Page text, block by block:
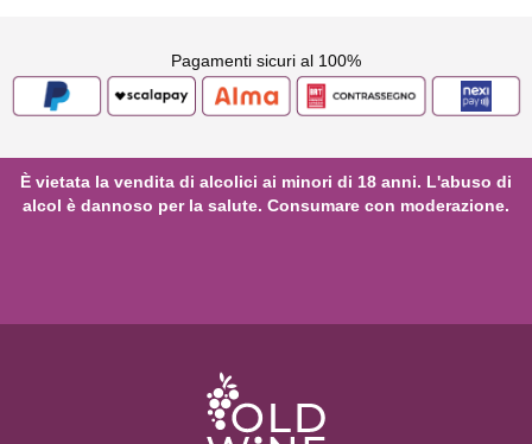
Pagamenti sicuri al 100%
È vietata la vendita di alcolici ai minori di 18 anni. L'abuso di
alcol è dannoso per la salute. Consumare con moderazione.